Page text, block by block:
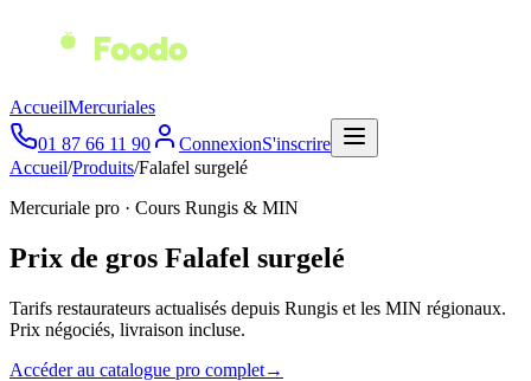
AccueilMercuriales
01 87 66 11 90
ConnexionS'inscrire
Accueil/Produits/Falafel surgelé
Mercuriale pro · Cours Rungis & MIN
Prix de gros Falafel surgelé
Tarifs restaurateurs actualisés depuis Rungis et les MIN régionaux.
Prix négociés, livraison incluse.
Accéder au catalogue pro complet→